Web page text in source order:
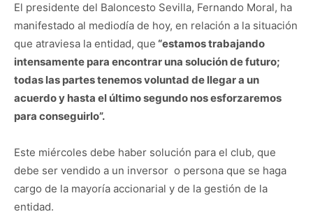
El presidente del Baloncesto Sevilla, Fernando Moral, ha
manifestado al mediodía de hoy, en relación a la situación
que atraviesa la entidad, que “estamos trabajando
intensamente para encontrar una solución de futuro;
todas las partes tenemos voluntad de llegar a un
acuerdo y hasta el último segundo nos esforzaremos
para conseguirlo”.
Este miércoles debe haber solución para el club, que
debe ser vendido a un inversor o persona que se haga
cargo de la mayoría accionarial y de la gestión de la
entidad.